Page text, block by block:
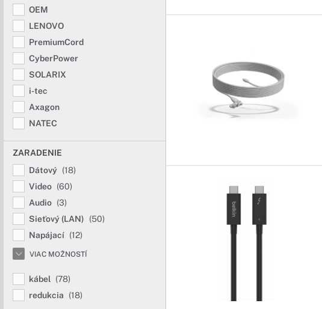
OEM
LENOVO
PremiumCord
CyberPower
SOLARIX
i-tec
Axagon
NATEC
ZARADENIE
Dátový (18)
Video (60)
Audio (3)
Sieťový (LAN)
(50)
Napájací (12)
VIAC MOŽNOSTÍ
kábel
(78)
redukcia
(18)